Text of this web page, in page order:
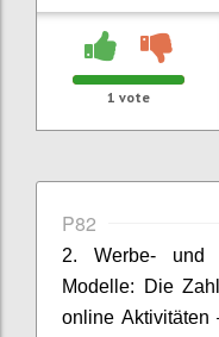
1 vote
P82
2. Werbe- und
Modelle: Die
online Aktivitäten